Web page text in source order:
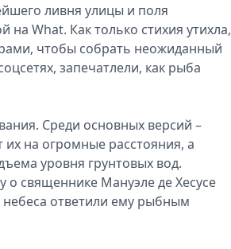
ливня улицы и поля
на What. Как только стихия утихла,
чтобы собрать неожиданный
запечатлели, как рыба
Среди основных версий –
на огромные расстояния, а
уровня грунтовых вод.
о священнике Мануэле де Хесусе
небеса ответили ему рыбным